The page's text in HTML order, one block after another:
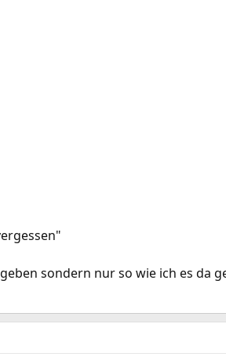
sondern nur so wie ich es da